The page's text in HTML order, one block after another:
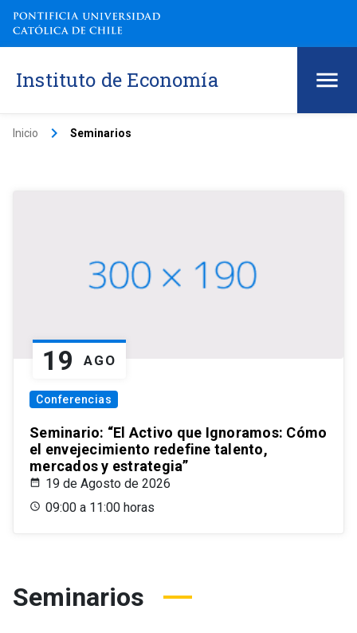
Instituto de Economía
Inicio keyboard_arrow_right Seminarios
19 AGO
Conferencias
Seminario: “El Activo que Ignoramos: Cómo
el envejecimiento redefine talento,
mercados y estrategia”
19 de Agosto de 2026
09:00 a 11:00 horas
Seminarios